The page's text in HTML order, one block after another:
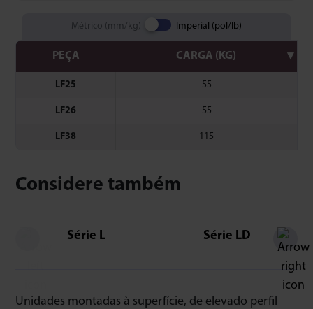
Métrico (mm/kg) Imperial (pol/lb)
PEÇA CARGA (KG)
LF25 55
LF26 55
LF38 115
Considere também
Série L Série LD
Unidades montadas à superfície, de elevado perfil